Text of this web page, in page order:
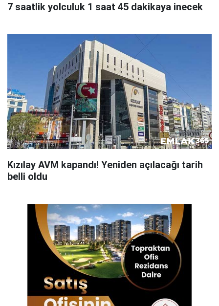
7 saatlik yolculuk 1 saat 45 dakikaya inecek
Kızılay AVM kapandı! Yeniden açılacağı tarih
belli oldu